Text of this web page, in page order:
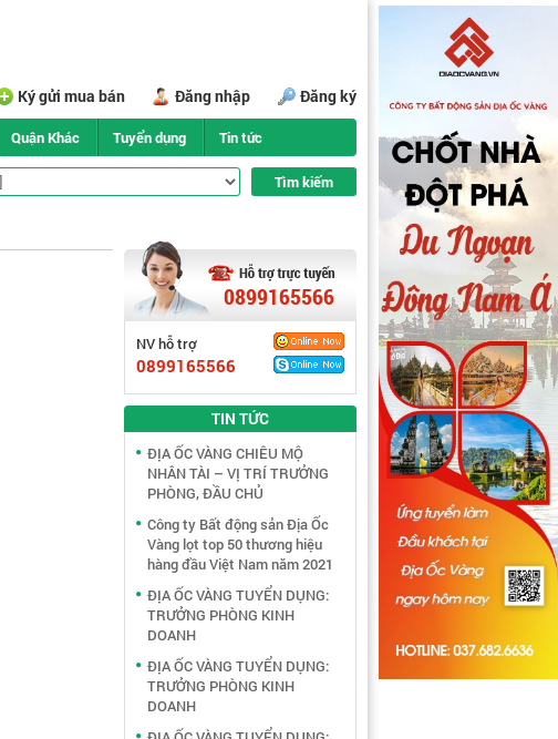
Ký gửi mua bán Đăng nhập Đăng ký
Quận Khác Tuyển dụng Tin tức
0899165566
NV hỗ trợ
0899165566
TIN TỨC
ĐỊA ỐC VÀNG CHIÊU MỘ
NHÂN TÀI – VỊ TRÍ TRƯỞNG
PHÒNG, ĐẦU CHỦ
Công ty Bất động sản Địa Ốc
Vàng lọt top 50 thương hiệu
hàng đầu Việt Nam năm 2021
ĐỊA ỐC VÀNG TUYỂN DỤNG:
TRƯỞNG PHÒNG KINH
DOANH
ĐỊA ỐC VÀNG TUYỂN DỤNG:
TRƯỞNG PHÒNG KINH
DOANH